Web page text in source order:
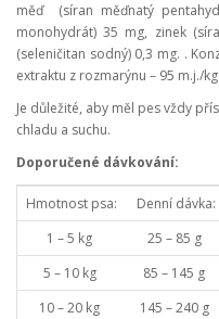
měď (síran měďnatý
monohydrát) 35 mg, zinek
(seleničitan sodný) 0,3 mg. .
extraktu z rozmarýnu – 95 m.j./kg.
Je důležité, aby měl pes vždy
chladu a suchu.
Doporučené dávkování:
Hmotnost psa:
Denní dávka:
1 – 5 kg
25 – 85 g
5 – 10 kg
85 – 145 g
10 – 20 kg
145 – 240 g